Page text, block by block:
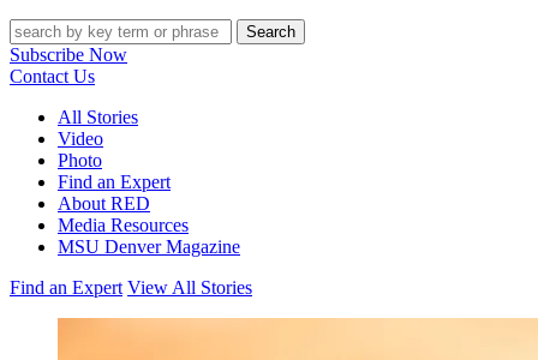
Search
Subscribe Now
Contact Us
All Stories
Video
Photo
Find an Expert
About RED
Media Resources
MSU Denver Magazine
Find an Expert View All Stories